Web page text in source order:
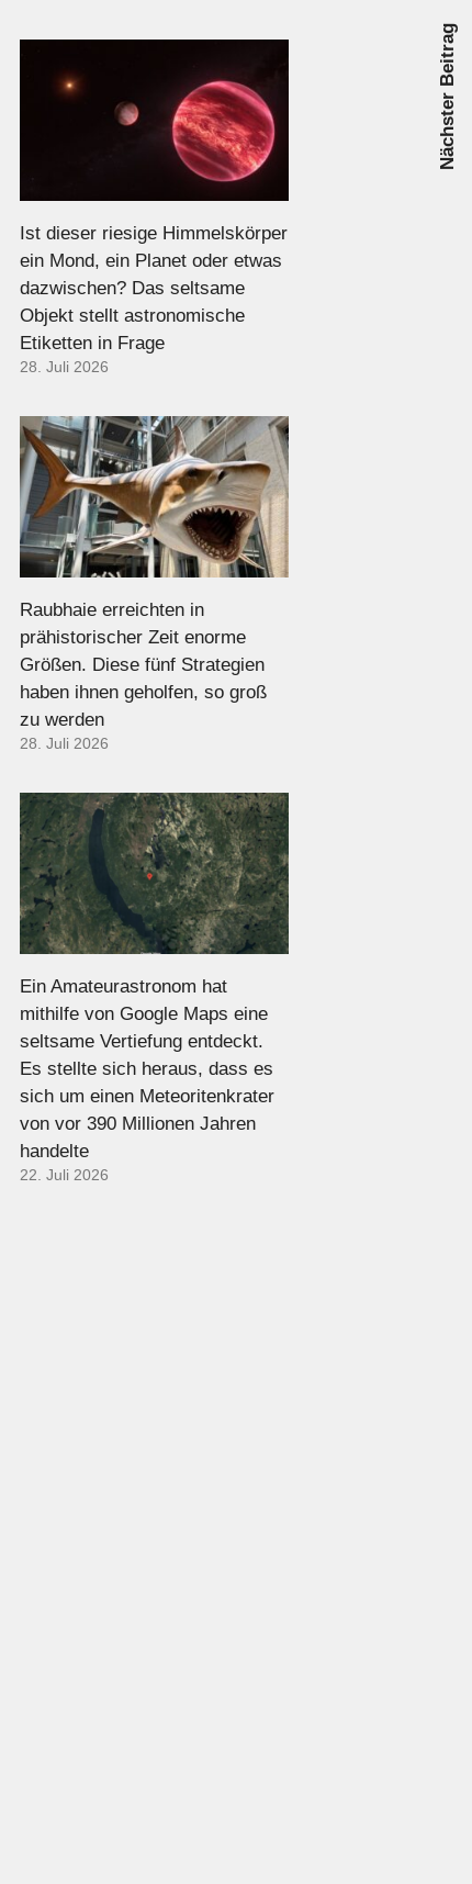
Nächster Beitrag
Ist dieser riesige Himmelskörper
ein Mond, ein Planet oder etwas
dazwischen? Das seltsame
Objekt stellt astronomische
Etiketten in Frage
28. Juli 2026
Raubhaie erreichten in
prähistorischer Zeit enorme
Größen. Diese fünf Strategien
haben ihnen geholfen, so groß
zu werden
28. Juli 2026
Ein Amateurastronom hat
mithilfe von Google Maps eine
seltsame Vertiefung entdeckt.
Es stellte sich heraus, dass es
sich um einen Meteoritenkrater
von vor 390 Millionen Jahren
handelte
22. Juli 2026